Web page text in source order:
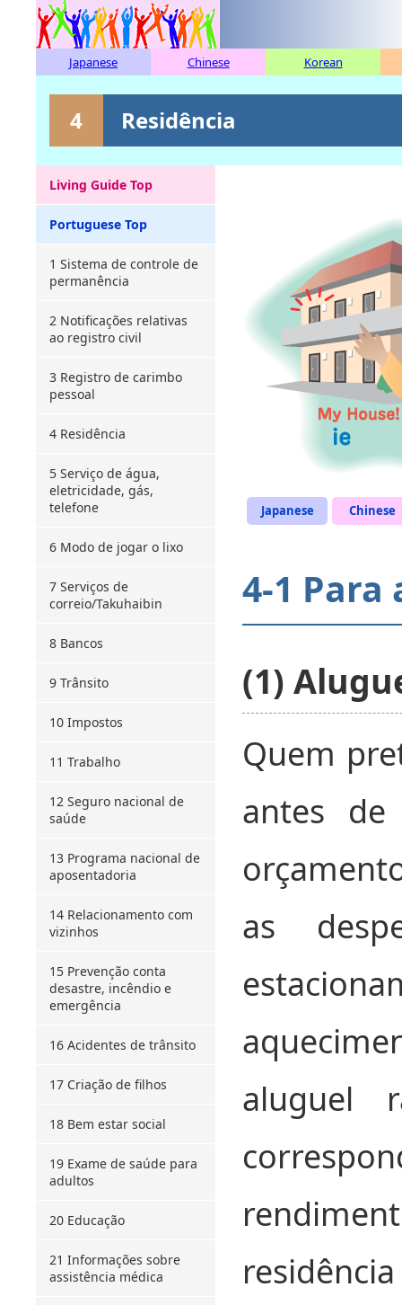
Japanese Chinese Korean
4 Residência
Living Guide Top
Portuguese Top
1 Sistema de controle de
permanência
2 Notificações relativas
ao registro civil
3 Registro de carimbo
pessoal
4 Residência
5 Serviço de água,
eletricidade, gás,
telefone
6 Modo de jogar o lixo
7 Serviços de
correio/Takuhaibin
8 Bancos
9 Trânsito
10 Impostos
11 Trabalho
12 Seguro nacional de
saúde
13 Programa nacional de
aposentadoria
14 Relacionamento com
vizinhos
15 Prevenção conta
desastre, incêndio e
emergência
16 Acidentes de trânsito
17 Criação de filhos
18 Bem estar social
19 Exame de saúde para
adultos
20 Educação
21 Informações sobre
assistência médica
Japanese Chinese
4-1
(1)
Quem
antes
as
aluguel